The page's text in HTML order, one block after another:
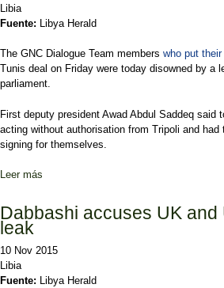
Libia
Fuente:
Libya Herald
The GNC Dialogue Team members who put their
Tunis deal on Friday were today disowned by a
parliament.
First deputy president Awad Abdul Saddeq said
acting without authorisation from Tripoli and had
signing for themselves.
Leer más
Dabbashi accuses UK and
leak
10 Nov 2015
Libia
Fuente: Libya Herald